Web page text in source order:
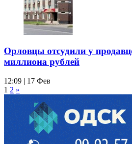
Орловцы отсудили у
миллиона рублей
12:09 | 17 Фев
1 2 »